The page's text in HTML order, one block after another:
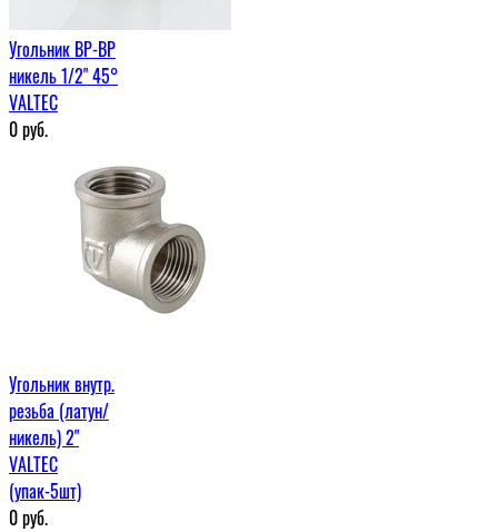
Угольник ВР-ВР
никель 1/2" 45°
VALTEC
0руб.
Угольник внутр.
резьба (латун/
никель) 2"
VALTEC
(упак-5шт)
0руб.